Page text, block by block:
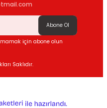
Abone Ol
için abone olun
Saklıdır.
e-